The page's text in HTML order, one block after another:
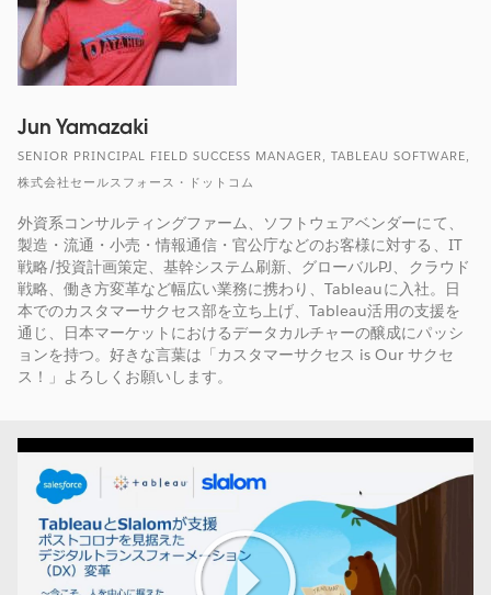
Jun Yamazaki
SENIOR PRINCIPAL FIELD SUCCESS MANAGER, TABLEAU SOFTWARE,
株式会社セールスフォース・ドットコム
外資系コンサルティングファーム、ソフトウェアベンダーにて、
製造・流通・小売・情報通信・官公庁などのお客様に対する、IT
戦略/投資計画策定、基幹システム刷新、グローバルPJ、クラウド
戦略、働き方変革など幅広い業務に携わり、Tableauに入社。日
本でのカスタマーサクセス部を立ち上げ、Tableau活用の支援を
通じ、日本マーケットにおけるデータカルチャーの醸成にパッシ
ョンを持つ。好きな言葉は「カスタマーサクセス is Our サクセ
ス！」よろしくお願いします。